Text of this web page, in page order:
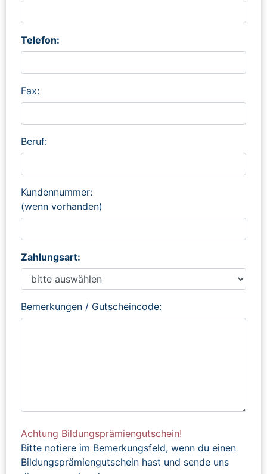
Telefon:
Fax:
Beruf:
Kundennummer:
(wenn vorhanden)
Zahlungsart:
Bemerkungen / Gutscheincode:
Achtung Bildungsprämiengutschein!
Bitte notiere im Bemerkungsfeld, wenn du einen
Bildungsprämiengutschein hast und sende uns